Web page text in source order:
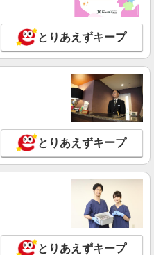
とりあえずキープ
とりあえずキープ
とりあえずキープ